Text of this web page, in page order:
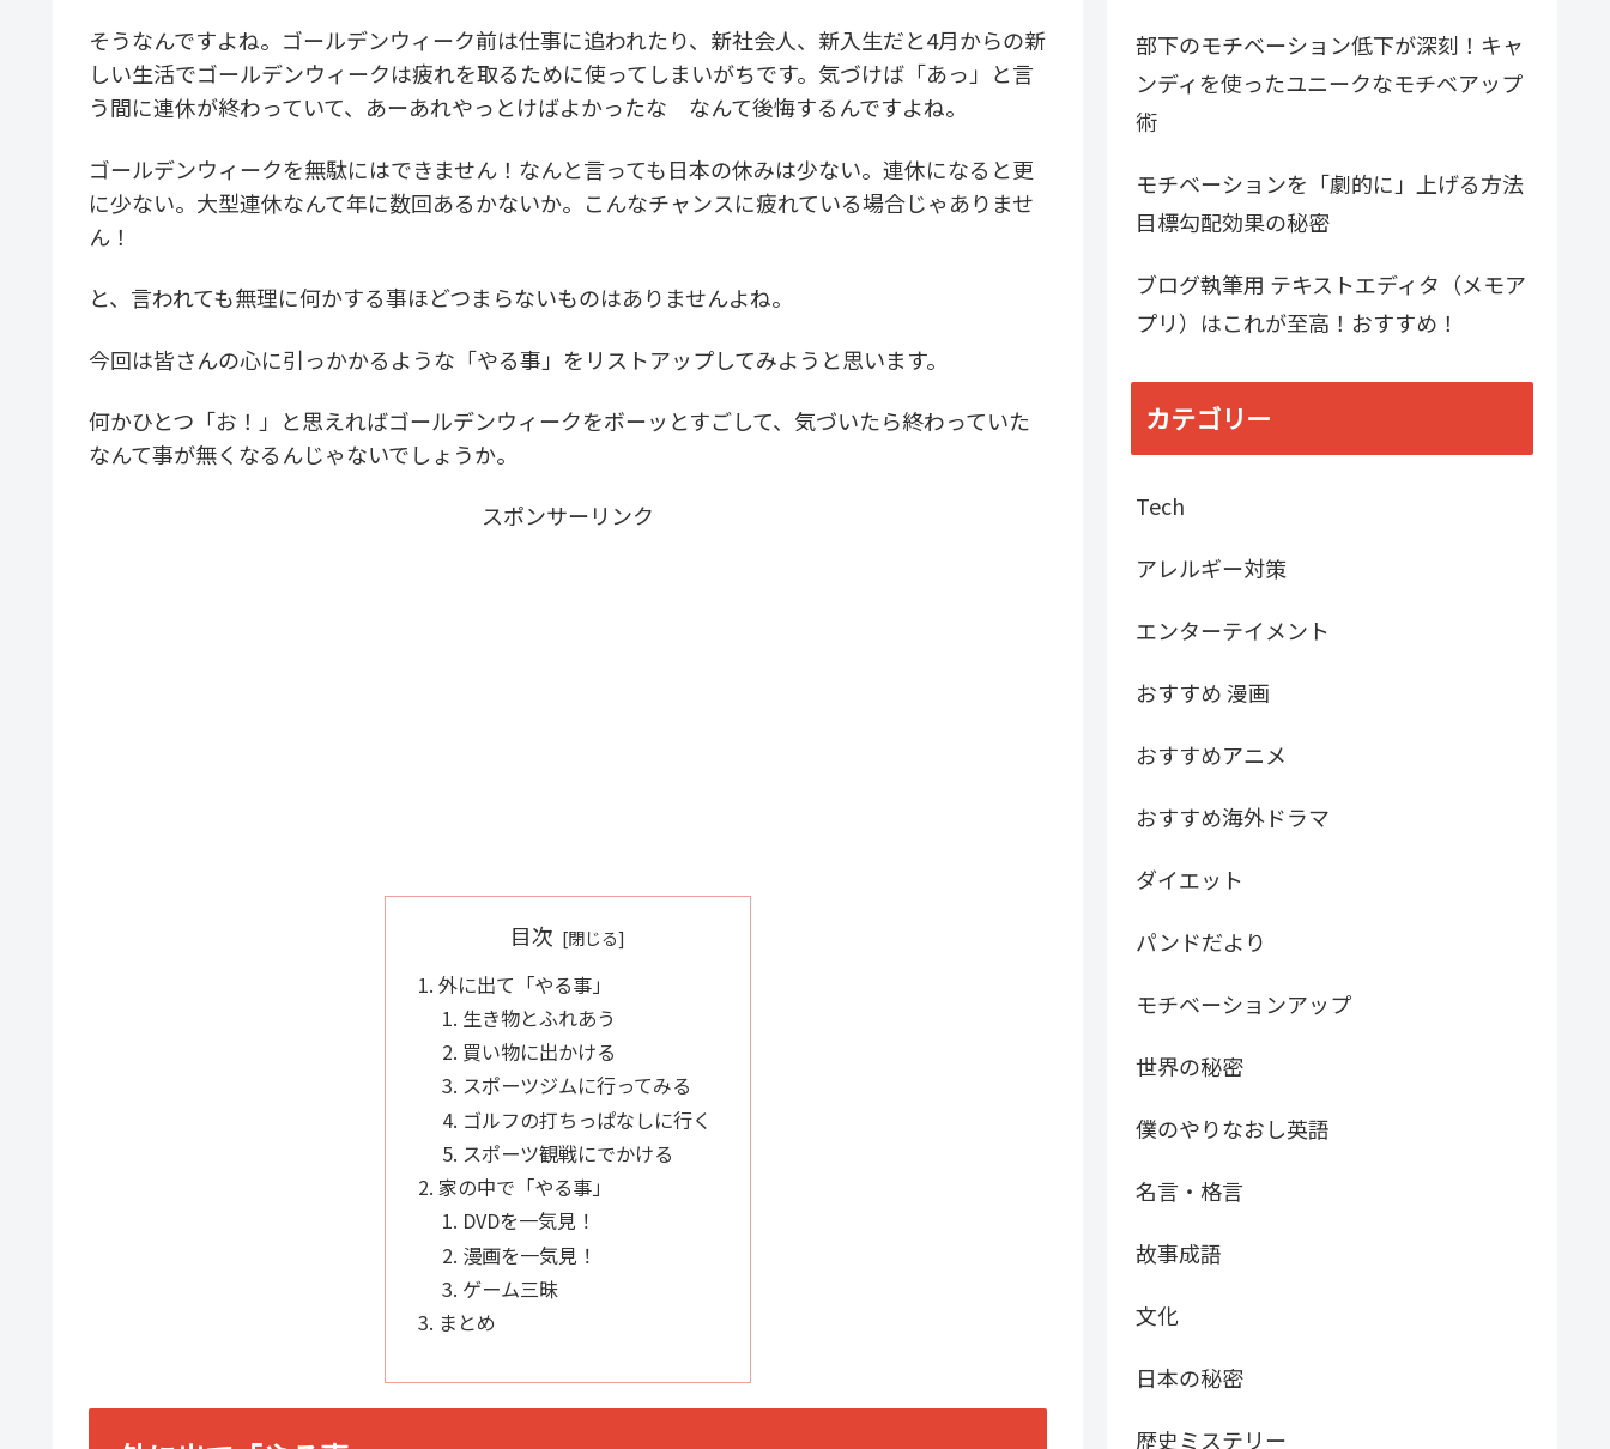
そうなんですよね。ゴールデンウィーク前は仕事に追われたり、新社会人、新入生だと4月からの新
しい生活でゴールデンウィークは疲れを取るために使ってしまいがちです。気づけば「あっ」と言
う間に連休が終わっていて、あーあれやっとけばよかったな なんて後悔するんですよね。
ゴールデンウィークを無駄にはできません！なんと言っても日本の休みは少ない。連休になると更
に少ない。大型連休なんて年に数回あるかないか。こんなチャンスに疲れている場合じゃありませ
ん！
と、言われても無理に何かする事ほどつまらないものはありませんよね。
今回は皆さんの心に引っかかるような「やる事」をリストアップしてみようと思います。
何かひとつ「お！」と思えればゴールデンウィークをボーッとすごして、気づいたら終わっていた
なんて事が無くなるんじゃないでしょうか。
スポンサーリンク
目次
外に出て「やる事」
生き物とふれあう
買い物に出かける
スポーツジムに行ってみる
ゴルフの打ちっぱなしに行く
スポーツ観戦にでかける
家の中で「やる事」
DVDを一気見！
漫画を一気見！
ゲーム三昧
まとめ
部下のモチベーション低下が深刻！キャ
ンディを使ったユニークなモチベアップ
術
モチベーションを「劇的に」上げる方法
目標勾配効果の秘密
ブログ執筆用 テキストエディタ（メモア
プリ）はこれが至高！おすすめ！
カテゴリー
Tech
アレルギー対策
エンターテイメント
おすすめ 漫画
おすすめアニメ
おすすめ海外ドラマ
ダイエット
パンドだより
モチベーションアップ
世界の秘密
僕のやりなおし英語
名言・格言
故事成語
文化
日本の秘密
歴史ミステリー